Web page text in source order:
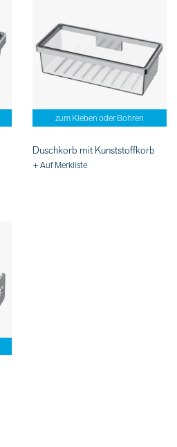
zum Kleben oder Bohren
Duschkorb mit Kunststoffkorb
+ Auf Merkliste